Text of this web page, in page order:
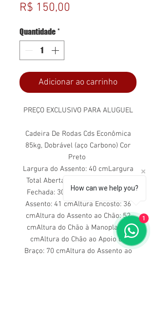
R$ 150,00
Quantidade *
Adicionar ao carrinho
PREÇO EXCLUSIVO PARA ALUGUEL
Cadeira De Rodas Cds Econômica
85kg, Dobrável (aço Carbono) Cor
Preto
Largura do Assento: 40 cmLargura
Total Aberta: 40 cmLargura Total
Fechada: 30 cmProfundidade do
Assento: 41 cmAltura Encosto: 36
cmAltura do Assento ao Chão: 52
cmAltura do Chão à Manopla: 91
cmAltura do Chão ao Apoio de
Braço: 70 cmAltura do Assento ao
How can we help you?
1